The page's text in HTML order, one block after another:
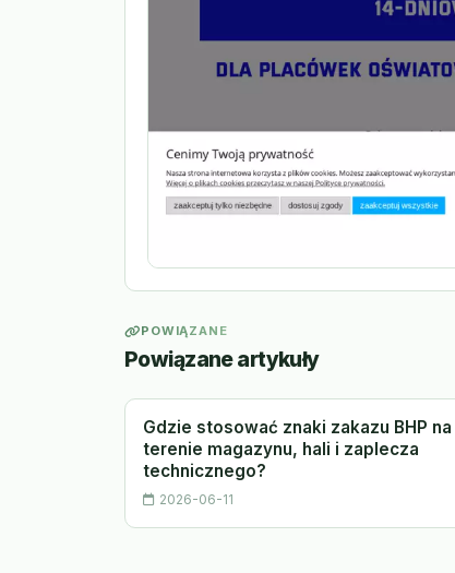
POWIĄZANE
Powiązane artykuły
Gdzie stosować znaki zakazu BHP na
terenie magazynu, hali i zaplecza
technicznego?
2026-06-11